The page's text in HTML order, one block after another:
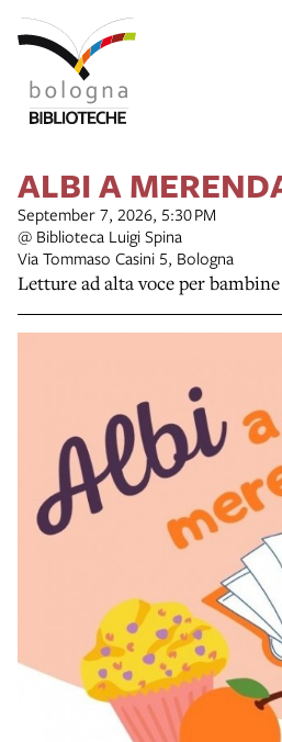
ALBI A
September 7, 2026, 5:30 PM
@ Biblioteca Luigi Spina
Via Tommaso Casini 5, Bologna
Letture ad alta voce per